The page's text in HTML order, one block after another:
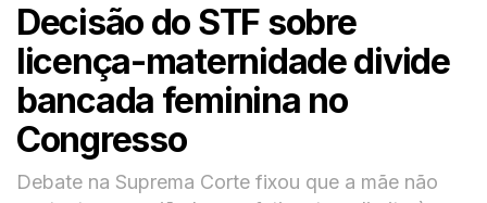
Decisão do STF sobre
licença-maternidade divide
bancada feminina no
Congresso
Debate na Suprema Corte fixou que a mãe não